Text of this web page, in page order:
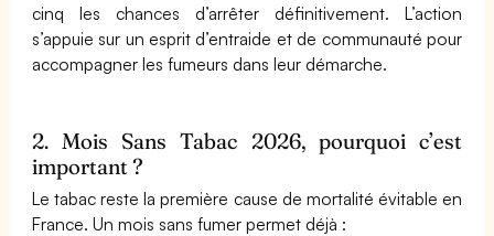
cinq les chances d’arrêter définitivement. L’action
s’appuie sur un esprit d’entraide et de communauté pour
accompagner les fumeurs dans leur démarche.
2. Mois Sans Tabac 2026, pourquoi c’est
important ?
Le tabac reste la première cause de mortalité évitable en
France. Un mois sans fumer permet déjà :